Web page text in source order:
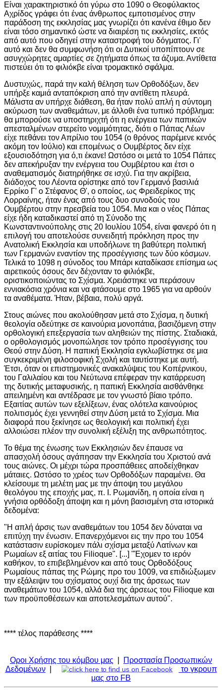
Είναι χαρακτηριστικό ότι γύρω στο 1090 ο Θεοφύλακτος
Αχρίδος γράφει ότι ένας άνθρωπος εμποτισμένος στην
παράδοση της εκκλησίας μας γνωρίζει ότι κανένα έθιμο δεν
είναι τόσο σημαντικό ώστε να διαιρέση τις εκκλησίες, εκτός
από αυτό που οδηγεί στην καταστροφή του δόγματος. Γι'
αυτό και δεν θα συμφωνήση ότι οι Δυτικοί υποπίπτουν σε
ασυγχώρητες αμαρτίες σε ζητήματα όπως τα άζυμα. Αντίθετα
πιστεύει ότι το φιλιόκβε είναι τρομακτικό σφάλμα.
Δυστυχώς, παρά την καλή θέληση των Ορθοδόξων, δεν
υπήρξε καμιά ανταπόκριση από την αντίθετη πλευρά.
Μάλιστα αν υπήρχε διάθεση, θα ήταν πολύ απλή η σύντομη
ακύρωση των αναθεμάτων, με άλλοθι ένα τυπικό πρόβλημα:
θα μπορούσε να υποστηριχτή ότι η ενέργεια των παπικών
απεσταλμένων στερείτο νομιμότητας, διότι ο Πάπας Λέων
είχε πεθάνει τον Απρίλιο του 1054 (ο θρόνος παρέμενε κενός
ακόμη τον Ιούλιο) και επομένως ο Ουμβέρτος δεν είχε
εξουσιοδότηση για ό,τι έκανε! Ωστόσο οι μετά το 1054 Πάπες
δεν απεκήρυξαν την ενέργεια του Ουμβέρτου και έτσι ο
αναθεματισμός διατηρήθηκε σε ισχύ. Για την ακρίβεια,
διάδοχος του Λέοντα ορίστηκε από τον Γερμανό βασιλιά
Ερρίκο Γ' ο Στέφανος Θ', ο οποίος, ως Φρειδερίκος της
Λορραίνης, ήταν ένας από τους δυο συνοδούς του
Ουμβέρτου στην πρεσβεία του 1054. Μια και ο νέος Πάπας
είχε ήδη καταδικαστεί από τη Σύνοδο της
Κωνσταντινούπολης στις 20 Ιουλίου 1054, είναι φανερό ότι η
επιλογή του αποτελούσε συνειδητή πρόκληση προς την
Ανατολική Εκκλησία και υποδήλωνε τη βαθύτερη πολιτική
των Γερμανών εναντίον της προσέγγισης των δύο κόσμων.
Τελικά το 1098 η σύνοδος του Μπάρι καταδίκασε επίσημα ως
αιρετικούς όσους δεν δέχονταν το φιλιόκβε,
οριστικοποιώντας το Σχίσμα. Χρειάστηκε να περάσουν
εννιακόσια χρόνια και να φτάσουμε στο 1965 για να αρθούν
τα αναθέματα. Ήταν, βέβαια, πολύ αργά.
Στους αιώνες που ακολούθησαν μετά στο Σχίσμα, η δυτική
θεολογία οδεύτηκε σε καινούρια μονοπάτια, βασιζόμενη στην
ορθολογική επεξεργασία των αληθειών της πίστης. Σταδιακά,
ο ορθολογισμός μονοπώλησε τον τρόπο προσέγγισης του
Θεού στην Δύση. Η παπική Εκκλησία εγκλωβίστηκε σε μια
συγκεκριμένη φιλοσοφική Σχολή και ταυτίστηκε με αυτή.
Έτσι, όταν οι επιστημονικές ανακαλύψεις του Κοπέρνικου,
του Γαλιλαίου και του Νεύτωνα επέφεραν την κατάρρευση
της δυτικής μεταφυσικής, η παπική Εκκλησία αισθάνθηκε
απειλημένη και αντέδρασε με τον γνωστό βίαιο τρόπο.
Εξαιτίας αυτών των εξελίξεων, ένας ολότελα καινούριος
πολιτισμός έχει γεννηθεί στην Δύση μετά το Σχίσμα. Μια
διαφορά που ξεκίνησε ως θεολογική και πολιτική έχει
αλλοιώσει πλέον την συνολική εξέλιξη της ανθρωπότητος.
Το θέμα της ένωσης των Εκκλησιών δεν έπαυσε να
απασχολή όσους αγάπησαν την Εκκλησία του Χριστού ανά
τους αιώνες. Οι μέχρι τώρα προσπάθειες αποδείχθηκαν
μάταιες. Ωστόσο το χρέος των Ορθοδόξων παραμένει. Θα
κλείσουμε τη μελέτη μας με την άποψη του μεγάλου
θεολόγου της εποχής μας, π. Ι. Ρωμανίδη, η οποία είναι η
γνήσια ορθόδοξη άποψη και η μόνη βασισμένη στα ιστορικά
δεδομένα:
"Η απλή άρσις των αναθεμάτων του 1054 δεν δύναται να
επιτύχη την ένωσιν. Επανερχόμενοι εις την προ του 1054
κατάστασιν ευρίσκομεν πάλι σχίσμα μεταξύ Λατίνων και
Ρωμαίων εξ αιτίας του Filioque". [...] "Έχομεν το ιερόν
καθήκον, το επιβεβλημένον και από τους Ορθοδόξους
Ρωμαίους πάπας της Ρώμης προ του 1009, να επιδιώξωμεν
την εξάλειψιν του σχίσματος ουχί δια της άρσεως των
αναθεμάτων του 1054, αλλά δια της άρσεως του Filioque και
των προϋποθέσεων και αποτελεσμάτων αυτού".
**** τέλος παράθεσης ****
Οροι Χρήσης του κόμβου μας
Προστασία Προσωπικών
Δεδομένων|
το γκρουπ
μας στο FB